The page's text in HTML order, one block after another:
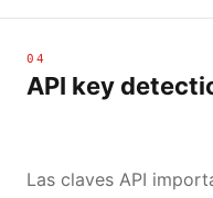
04
API key
Las claves API